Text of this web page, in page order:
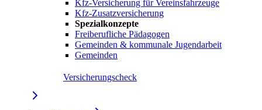
Kfz-Versicherung für Vereinsfahrzeuge
Kfz-Zusatzversicherung
Spezialkonzepte
Freiberufliche Pädagogen
Gemeinden & kommunale Jugendarbeit
Gemeinden
Versicherungscheck